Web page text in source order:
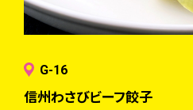
G-16
信州わさびビーフ餃子